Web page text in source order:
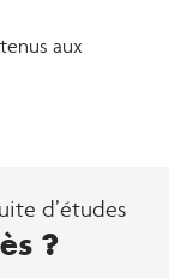
aux
d’études
?